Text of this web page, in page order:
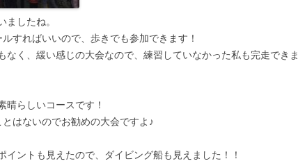
ましたね。
すればいいので、歩きでも参加できます！
なく、緩い感じの大会なので、練習していなかった私も完走できま
晴らしいコースです！
はないのでお勧めの大会ですよ♪
イントも見えたので、ダイビング船も見えました！！